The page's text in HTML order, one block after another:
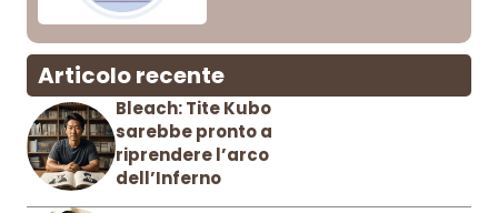
Articolo recente
Bleach: Tite Kubo
sarebbe pronto a
riprendere l’arco
dell’Inferno